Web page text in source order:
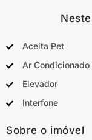
Aceita Pet
Ar Condicionado
Elevador
Interfone
Sobre o imóvel